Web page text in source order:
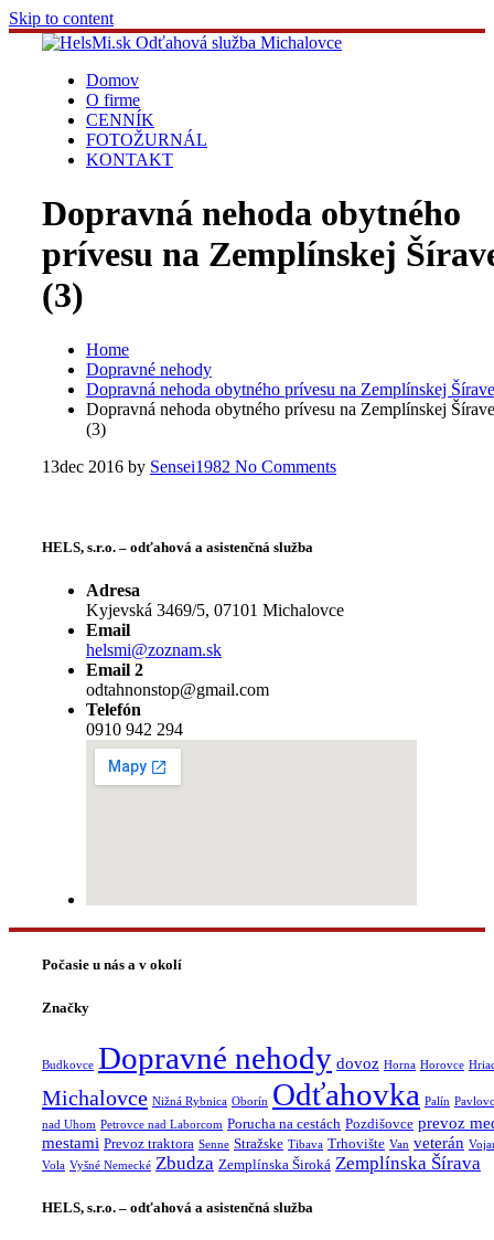
Skip to content
Domov
O firme
CENNÍK
FOTOŽURNÁL
KONTAKT
Dopravná nehoda obytného
prívesu na Zemplínskej
(3)
Home
Dopravné nehody
Dopravná nehoda obytného prívesu na Zemplínskej Šírave
Dopravná nehoda obytného prívesu na Zemplínskej Šírave
(3)
13dec 2016 by Sensei1982 No Comments
HELS, s.r.o. – odťahová a asistenčná služba
Adresa
Kyjevská 3469/5, 07101 Michalovce
Email
helsmi@zoznam.sk
Email 2
odtahnonstop@gmail.com
Telefón
0910 942 294
Počasie u nás a v okolí
Značky
Budkovce Dopravné nehody dovoz Horna Horovce
Michalovce Nižná Rybnica Oborín Odťahovka Palín
nad Uhom Petrovce nad Laborcom Porucha na cestách Pozdišovce prevoz
mestami Prevoz traktora Senne Stražske Tibava Trhovište Van veterán
Vola Vyšné Nemecké Zbudza Zemplínska Široká Zemplínska Šírava
HELS, s.r.o. – odťahová a asistenčná služba